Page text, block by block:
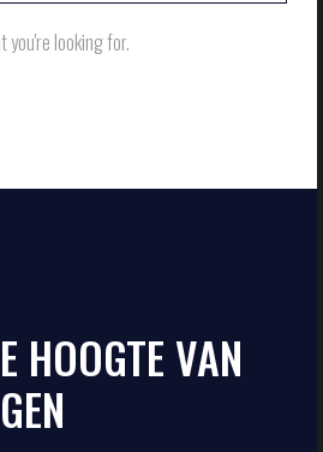
you're looking for.
HOOGTE VAN